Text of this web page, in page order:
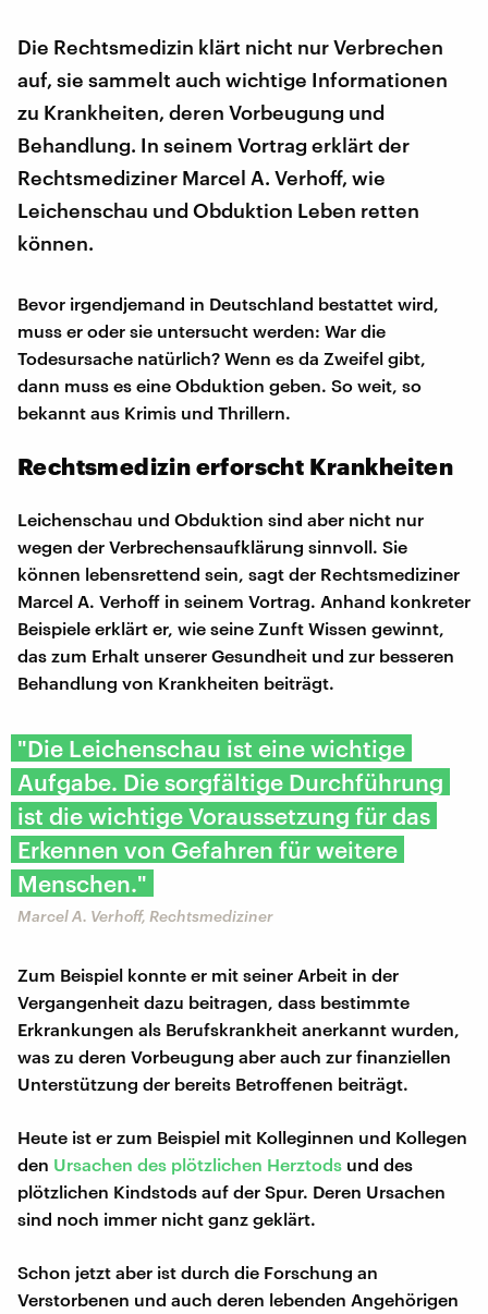
Die Rechtsmedizin klärt nicht nur Verbrechen
auf, sie sammelt auch wichtige Informationen
zu Krankheiten, deren Vorbeugung und
Behandlung. In seinem Vortrag erklärt der
Rechtsmediziner Marcel A. Verhoff, wie
Leichenschau und Obduktion Leben retten
können.
Bevor irgendjemand in Deutschland bestattet wird,
muss er oder sie untersucht werden: War die
Todesursache natürlich? Wenn es da Zweifel gibt,
dann muss es eine Obduktion geben. So weit, so
bekannt aus Krimis und Thrillern.
Rechtsmedizin erforscht Krankheiten
Leichenschau und Obduktion sind aber nicht nur
wegen der Verbrechensaufklärung sinnvoll. Sie
können lebensrettend sein, sagt der Rechtsmediziner
Marcel A. Verhoff in seinem Vortrag. Anhand konkreter
Beispiele erklärt er, wie seine Zunft Wissen gewinnt,
das zum Erhalt unserer Gesundheit und zur besseren
Behandlung von Krankheiten beiträgt.
"Die Leichenschau ist eine wichtige
Aufgabe. Die sorgfältige Durchführung
ist die wichtige Voraussetzung für das
Erkennen von Gefahren für weitere
Menschen."
Marcel A. Verhoff, Rechtsmediziner
Zum Beispiel konnte er mit seiner Arbeit in der
Vergangenheit dazu beitragen, dass bestimmte
Erkrankungen als Berufskrankheit anerkannt wurden,
was zu deren Vorbeugung aber auch zur finanziellen
Unterstützung der bereits Betroffenen beiträgt.
Heute ist er zum Beispiel mit Kolleginnen und Kollegen
den Ursachen des plötzlichen Herztods und des
plötzlichen Kindstods auf der Spur. Deren Ursachen
sind noch immer nicht ganz geklärt.
Schon jetzt aber ist durch die Forschung an
Verstorbenen und auch deren lebenden Angehörigen